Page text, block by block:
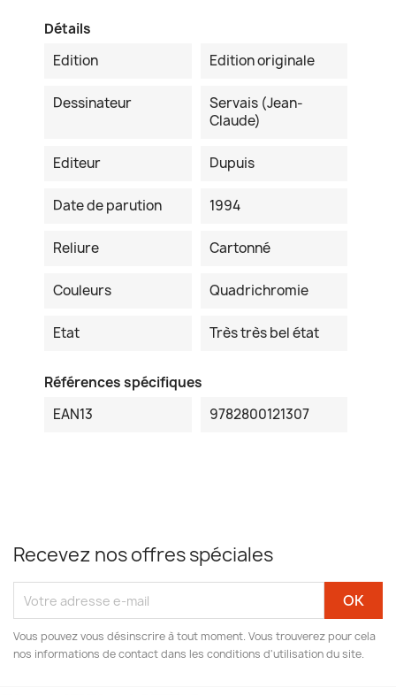
Détails
Edition
Edition originale
Dessinateur
Servais (Jean-
Claude)
Editeur Dupuis
Date de parution 1994
Reliure Cartonné
Couleurs Quadrichromie
Etat Très très bel état
Références spécifiques
EAN13
9782800121307
Recevez nos offres spéciales
Vous pouvez vous désinscrire à tout moment. Vous trouverez pour cela
nos informations de contact dans les conditions d'utilisation du site.